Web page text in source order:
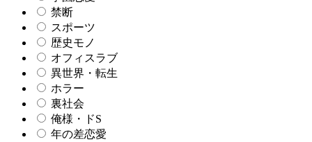
禁断
スポーツ
歴史モノ
オフィスラブ
異世界・転生
ホラー
裏社会
俺様・ドS
年の差恋愛